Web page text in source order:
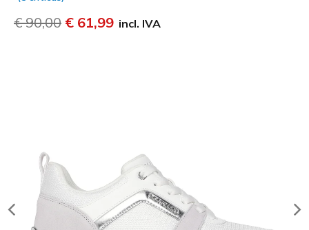
Preço com desconto de
€ 90,00 para
€ 61,99 incl. IVA